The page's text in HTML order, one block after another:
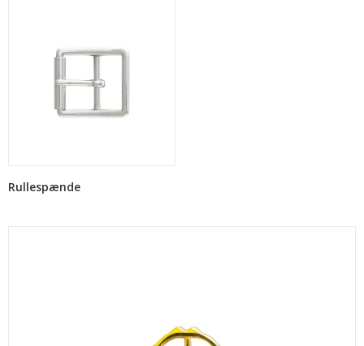
Rullespænde